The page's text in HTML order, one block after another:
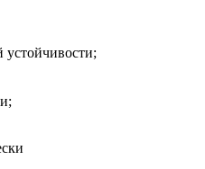
устойчивости;